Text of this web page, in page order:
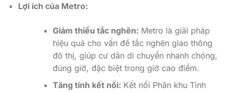
Lợi ích của Metro:
Giảm thiểu tắc nghẽn: Metro là giải pháp
hiệu quả cho vấn đề tắc nghẽn giao thông
đô thị, giúp cư dân di chuyển nhanh chóng,
đúng giờ, đặc biệt trong giờ cao điểm.
Tăng tính kết nối: Kết nối Phân khu Tinh